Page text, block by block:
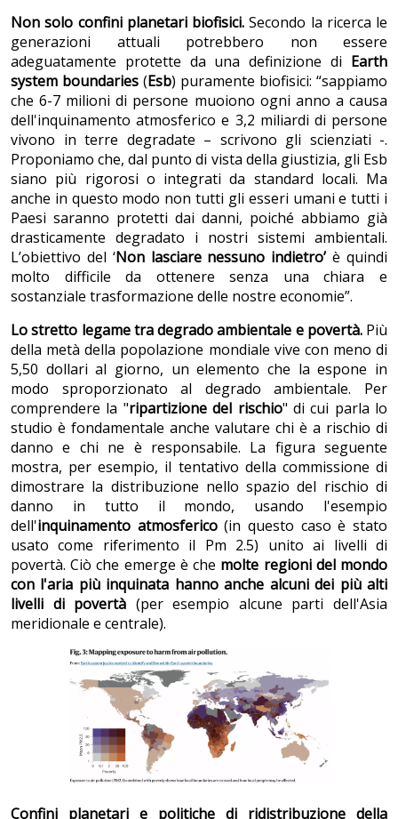
Non solo confini planetari biofisici. Secondo la ricerca le
generazioni attuali potrebbero non essere
adeguatamente protette da una definizione di Earth
system boundaries (Esb) puramente biofisici: “sappiamo
che 6-7 milioni di persone muoiono ogni anno a causa
dell'inquinamento atmosferico e 3,2 miliardi di persone
vivono in terre degradate – scrivono gli scienziati -.
Proponiamo che, dal punto di vista della giustizia, gli Esb
siano più rigorosi o integrati da standard locali. Ma
anche in questo modo non tutti gli esseri umani e tutti i
Paesi saranno protetti dai danni, poiché abbiamo già
drasticamente degradato i nostri sistemi ambientali.
L’obiettivo del ‘Non lasciare nessuno indietro’è quindi
molto difficile da ottenere senza una chiara e
sostanziale trasformazione delle nostre economie”.
Lo stretto legame tra degrado ambientale e povertà. Più
della metà della popolazione mondiale vive con meno di
5,50 dollari al giorno, un elemento che la espone in
modo sproporzionato al degrado ambientale. Per
comprendere la "ripartizione del rischio" di cui parla lo
studio è fondamentale anche valutare chi è a rischio di
danno e chi ne è responsabile. La figura seguente
mostra, per esempio, il tentativo della commissione di
dimostrare la distribuzione nello spazio del rischio di
danno in tutto il mondo, usando l'esempio
dell'inquinamento atmosferico(in questo caso è stato
usato come riferimento il Pm 2.5) unito ai livelli di
povertà. Ciò che emerge è che molte regioni del mondo
con l'aria più inquinata hanno anche alcuni dei più alti
livelli di povertà (per esempio alcune parti dell'Asia
meridionale e centrale).
Confini planetari e politiche di ridistribuzione della